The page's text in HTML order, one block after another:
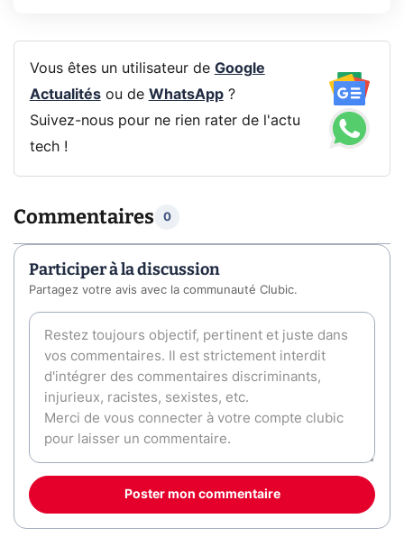
Vous êtes un utilisateur de Google
Actualitésou de WhatsApp?
Suivez-nous pour ne rien rater de l'actu
tech !
Commentaires 0
Participer à la discussion
Partagez votre avis avec la communauté Clubic.
Poster mon commentaire